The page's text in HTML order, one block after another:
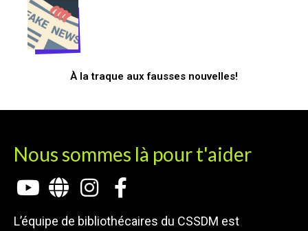
À la traque aux fausses nouvelles!
Nous sommes là pour t'aider
L’équipe de bibliothécaires du CSSDM est